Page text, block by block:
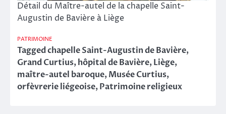
Détail du Maître-autel de la chapelle Saint-
Augustin de Bavière à Liège
PATRIMOINE
Taggedchapelle Saint-Augustin de Bavière,
Grand Curtius,hôpital de Bavière,Liège,
maître-autel baroque,Musée Curtius,
orfèvrerie liégeoise,Patrimoine religieux